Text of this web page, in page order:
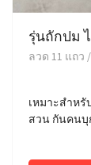
รุ่นถักปม
ลวด 11 แถว
เหมาะสำห
สวน กันคนบุ